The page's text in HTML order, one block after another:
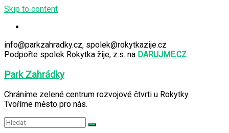
Skip to content
info@parkzahradky.cz, spolek@rokytkazije.cz
Podpořte spolek Rokytka žije, z.s. na DARUJME.CZ
Park Zahrádky
Chráníme zelené centrum rozvojové čtvrti u Rokytky.
Tvoříme město pro nás.